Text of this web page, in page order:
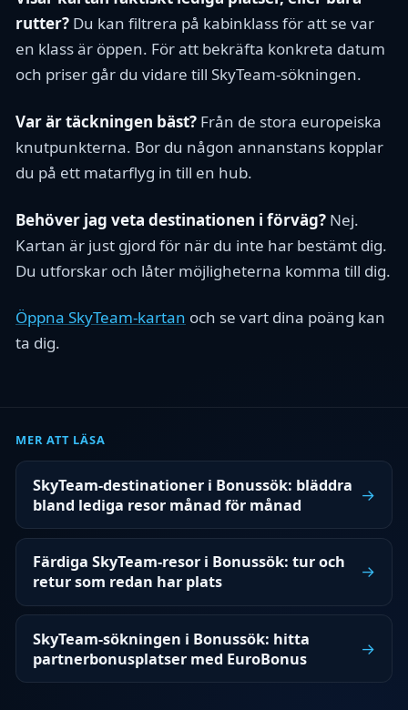
rutter? Du kan filtrera på kabinklass för att se var
en klass är öppen. För att bekräfta konkreta datum
och priser går du vidare till SkyTeam-sökningen.
Var är täckningen bäst? Från de stora europeiska
knutpunkterna. Bor du någon annanstans kopplar
du på ett matarflyg in till en hub.
Behöver jag veta destinationen i förväg? Nej.
Kartan är just gjord för när du inte har bestämt dig.
Du utforskar och låter möjligheterna komma till dig.
Öppna SkyTeam-kartan och se vart dina poäng kan
ta dig.
MER ATT LÄSA
SkyTeam-destinationer i Bonussök: bläddra
bland lediga resor månad för månad
→
Färdiga SkyTeam-resor i Bonussök: tur och
retur som redan har plats
→
SkyTeam-sökningen i Bonussök: hitta
partnerbonusplatser med EuroBonus
→